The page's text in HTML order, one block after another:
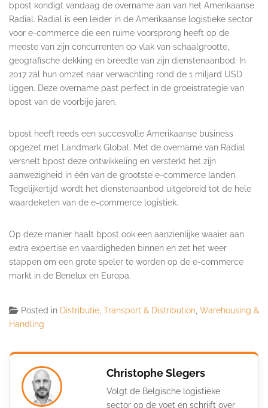
bpost kondigt vandaag de overname aan van het Amerikaanse
Radial. Radial is een leider in de Amerikaanse logistieke sector
voor e-commerce die een ruime voorsprong heeft op de
meeste van zijn concurrenten op vlak van schaalgrootte,
geografische dekking en breedte van zijn dienstenaanbod. In
2017 zal hun omzet naar verwachting rond de 1 miljard USD
liggen. Deze overname past perfect in de groeistrategie van
bpost van de voorbije jaren.
bpost heeft reeds een succesvolle Amerikaanse business
opgezet met Landmark Global. Met de overname van Radial
versnelt bpost deze ontwikkeling en versterkt het zijn
aanwezigheid in één van de grootste e-commerce landen.
Tegelijkertijd wordt het dienstenaanbod uitgebreid tot de hele
waardeketen van de e-commerce logistiek.
Op deze manier haalt bpost ook een aanzienlijke waaier aan
extra expertise en vaardigheden binnen en zet het weer
stappen om een grote speler te worden op de e-commerce
markt in de Benelux en Europa.
Posted in Distributie, Transport & Distribution, Warehousing &
Handling
Christophe Slegers
Volgt de Belgische logistieke
sector op de voet en schrijft over